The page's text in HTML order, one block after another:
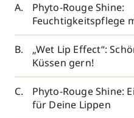
Phyto-Rouge Shine:
Feuchtigkeitspflege
„Wet Lip Effect“:
Küssen gern!
Phyto-Rouge Shine:
für Deine Lippen